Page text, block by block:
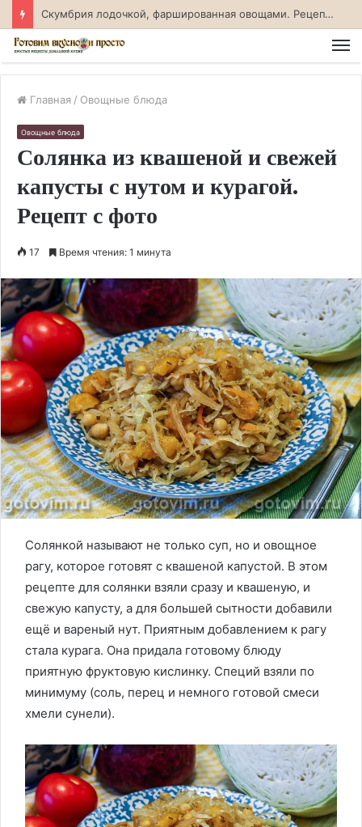
Скумбрия лодочкой, фаршированная овощами. Рецепт с фото
Главная / Овощные блюда
Овощные блюда
Солянка из квашеной и свежей
капусты с нутом и курагой.
Рецепт с фото
17 Время чтения: 1 минута
Солянкой называют не только суп, но и овощное
рагу, которое готовят с квашеной капустой. В этом
рецепте для солянки взяли сразу и квашеную, и
свежую капусту, а для большей сытности добавили
ещё и вареный нут. Приятным добавлением к рагу
стала курага. Она придала готовому блюду
приятную фруктовую кислинку. Специй взяли по
минимуму (соль, перец и немного готовой смеси
хмели сунели).